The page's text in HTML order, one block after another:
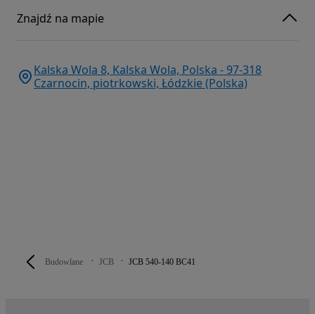
Budowlane JCB JCB 540-140 BC41
Znajdź na mapie
Kalska Wola 8, Kalska Wola, Polska - 97-318
Czarnocin, piotrkowski, Łódzkie (Polska)